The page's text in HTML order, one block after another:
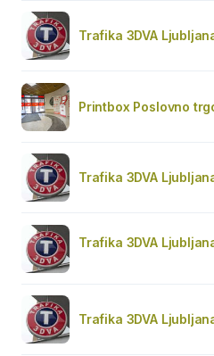
Trafika 3DVA
Printbox Poslovno
Trafika 3DVA
Trafika 3DVA
Trafika 3DVA